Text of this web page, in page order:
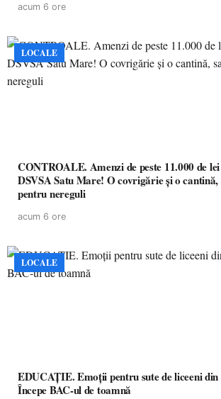
acum 6 ore
LOCALE
CONTROALE. Amenzi de peste 11.000 de
DSVSA Satu Mare! O covrigărie și o cantină,
pentru nereguli
acum 6 ore
LOCALE
EDUCAȚIE. Emoții pentru sute de liceeni
Începe BAC-ul de toamnă